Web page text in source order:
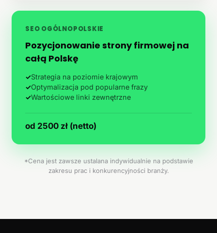
SEO OGÓLNOPOLSKIE
Pozycjonowanie strony firmowej na
całą Polskę
✓Strategia na poziomie krajowym
✓Optymalizacja pod popularne frazy
✓Wartościowe linki zewnętrzne
od 2500 zł (netto)
*Cena jest zawsze ustalana indywidualnie na podstawie
zakresu prac i konkurencyjności branży.